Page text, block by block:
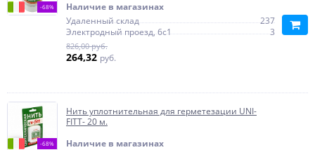
-68%
Наличие в магазинах
Удаленный склад
237
Электродный проезд, 6с1
3
826,00 руб.
264,32 руб.
-68%
Нить уплотнительная для герметезации UNI-
FITT- 20 м.
Наличие в магазинах